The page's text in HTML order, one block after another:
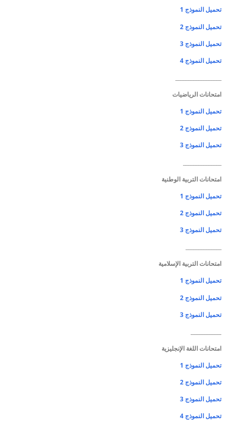
تحميل النموذج 1
تحميل النموذج 2
تحميل النموذج 3
تحميل النموذج 4
امتحانات الرياضيات
تحميل النموذج 1
تحميل النموذج 2
تحميل النموذج 3
امتحانات التربية الوطنية
تحميل النموذج 1
تحميل النموذج 2
تحميل النموذج 3
امتحانات التربية الإسلامية
تحميل النموذج 1
تحميل النموذج 2
تحميل النموذج 3
امتحانات اللغة الإنجليزية
تحميل النموذج 1
تحميل النموذج 2
تحميل النموذج 3
تحميل النموذج 4